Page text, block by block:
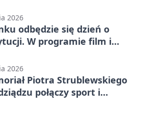
2026
odbędzie się dzień o
W programie film i
2026
Piotra Strublewskiego
połączy sport i